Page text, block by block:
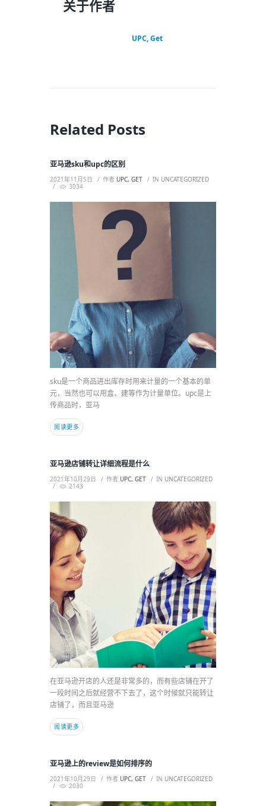
关于作者
UPC, Get
Related Posts
亚马逊sku和upc的区别
2021年11月5日 作者 UPC, GET IN UNCATEGORIZED
3034
sku是一个商品进出库存时用来计量的一个基本的单
元，当然也可以用盒、建等作为计量单位。upc是上
传商品时，亚马
阅读更多
亚马逊店铺转让详细流程是什么
2021年10月29日 作者 UPC, GET IN UNCATEGORIZED
2143
在亚马逊开店的人还是非常多的，而有些店铺在开了
一段时间之后就经营不下去了，这个时候就只能转让
店铺了，而且亚马逊
阅读更多
亚马逊上的review是如何排序的
2021年10月29日 作者 UPC, GET IN UNCATEGORIZED
2030